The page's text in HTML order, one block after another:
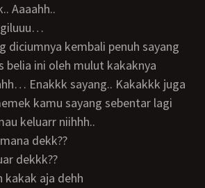
Aaaahh..
belia ini oleh mulut kakaknya
kamu sayang sebentar lagi
keluarr niihhh..
dekk??
dekkk??
kakak aja dehh